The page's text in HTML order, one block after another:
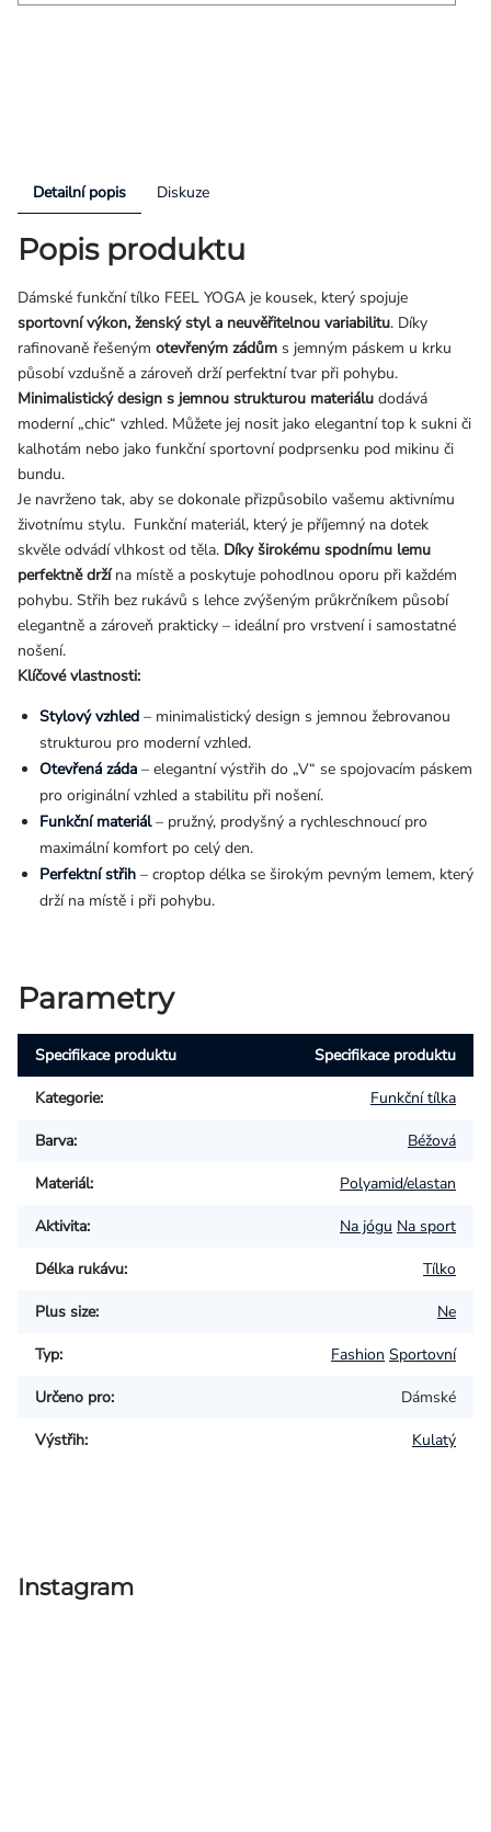
Detailní popis Diskuze
Popis produktu
Dámské funkční tílko FEEL YOGA je kousek, který spojuje
sportovní výkon, ženský styl a neuvěřitelnou variabilitu. Díky
rafinovaně řešeným otevřeným zádům s jemným páskem u krku
působí vzdušně a zároveň drží perfektní tvar při pohybu.
Minimalistický design s jemnou strukturou materiálu dodává
moderní „chic“ vzhled. Můžete jej nosit jako elegantní top k sukni či
kalhotám nebo jako funkční sportovní podprsenku pod mikinu či
bundu.
Je navrženo tak, aby se dokonale přizpůsobilo vašemu aktivnímu
životnímu stylu. Funkční materiál, který je příjemný na dotek
skvěle odvádí vlhkost od těla. Díky širokému spodnímu lemu
perfektně držína místě a poskytuje pohodlnou oporu při každém
pohybu. Střih bez rukávů s lehce zvýšeným průkrčníkem působí
elegantně a zároveň prakticky – ideální pro vrstvení i samostatné
nošení.
Klíčové vlastnosti:
Stylový vzhled – minimalistický design s jemnou žebrovanou
strukturou pro moderní vzhled.
Otevřená záda – elegantní výstřih do „V“ se spojovacím páskem
pro originální vzhled a stabilitu při nošení.
Funkční materiál– pružný, prodyšný a rychleschnoucí pro
maximální komfort po celý den.
Perfektní střih – croptop délka se širokým pevným lemem, který
drží na místě i při pohybu.
Parametry
Specifikace produktu Specifikace produktu
Kategorie: Funkční tílka
Barva: Béžová
Materiál: Polyamid/elastan
Aktivita: Na jógu Na sport
Délka rukávu: Tílko
Plus size: Ne
Typ: Fashion Sportovní
Určeno pro: Dámské
Výstřih: Kulatý
Instagram